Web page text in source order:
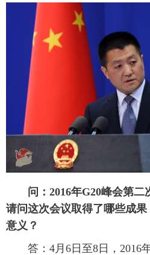
问： 2016年G20峰会第二
请问这次会议取得了哪些成
意义？
答：4月6日至8日，2016